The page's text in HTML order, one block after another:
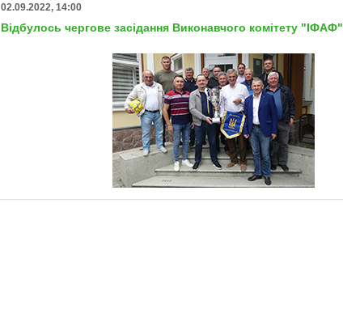
02.09.2022, 14:00
Відбулось чергове засідання Виконавчого комітету "ІФАФ"